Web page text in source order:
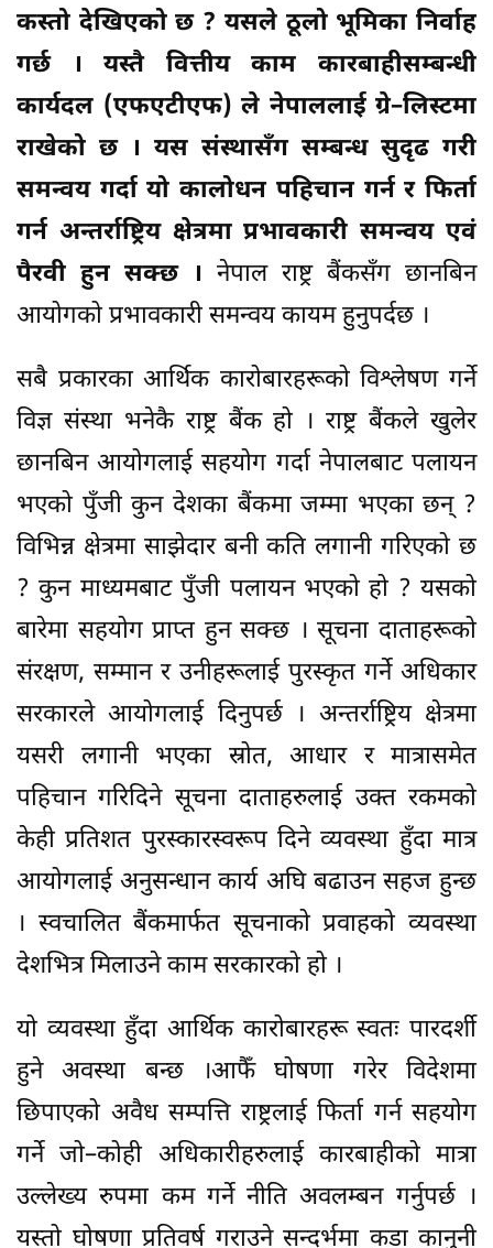
कस्तो देखिएको छ ? यसले ठूलो भूमिका निर्वाह
गर्छ । यस्तै वित्तीय काम कारबाहीसम्बन्धी
कार्यदल (एफएटीएफ) ले नेपाललाई ग्रे–लिस्टमा
राखेको छ । यस संस्थासँग सम्बन्ध सुदृढ गरी
समन्वय गर्दा यो कालोधन पहिचान गर्न र फिर्ता
गर्न अन्तर्राष्ट्रिय क्षेत्रमा प्रभावकारी समन्वय एवं
पैरवी हुन सक्छ । नेपाल राष्ट्र बैंकसँग छानबिन
आयोगको प्रभावकारी समन्वय कायम हुनुपर्दछ ।
सबै प्रकारका आर्थिक कारोबारहरूको विश्लेषण गर्ने
विज्ञ संस्था भनेकै राष्ट्र बैंक हो । राष्ट्र बैंकले खुलेर
छानबिन आयोगलाई सहयोग गर्दा नेपालबाट पलायन
भएको पुँजी कुन देशका बैंकमा जम्मा भएका छन् ?
विभिन्न क्षेत्रमा साझेदार बनी कति लगानी गरिएको छ
? कुन माध्यमबाट पुँजी पलायन भएको हो ? यसको
बारेमा सहयोग प्राप्त हुन सक्छ । सूचना दाताहरूको
संरक्षण, सम्मान र उनीहरूलाई पुरस्कृत गर्ने अधिकार
सरकारले आयोगलाई दिनुपर्छ । अन्तर्राष्ट्रिय क्षेत्रमा
यसरी लगानी भएका स्रोत, आधार र मात्रासमेत
पहिचान गरिदिने सूचना दाताहरुलाई उक्त रकमको
केही प्रतिशत पुरस्कारस्वरूप दिने व्यवस्था हुँदा मात्र
आयोगलाई अनुसन्धान कार्य अघि बढाउन सहज हुन्छ
। स्वचालित बैंकमार्फत सूचनाको प्रवाहको व्यवस्था
देशभित्र मिलाउने काम सरकारको हो ।
यो व्यवस्था हुँदा आर्थिक कारोबारहरू स्वतः पारदर्शी
हुने अवस्था बन्छ ।आफैँ घोषणा गरेर विदेशमा
छिपाएको अवैध सम्पत्ति राष्ट्रलाई फिर्ता गर्न सहयोग
गर्ने जो–कोही अधिकारीहरुलाई कारबाहीको मात्रा
उल्लेख्य रुपमा कम गर्ने नीति अवलम्बन गर्नुपर्छ ।
यस्तो घोषणा प्रतिवर्ष गराउने सन्दर्भमा कडा कानुनी